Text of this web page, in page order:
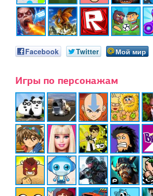
Facebook Twitter Мой мир
Игры по персонажам